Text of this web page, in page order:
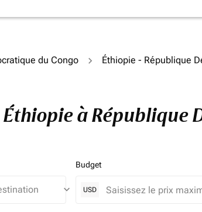
du Congo Éthiopie - République
à République
keyboard_arrow_down
Budget
USD